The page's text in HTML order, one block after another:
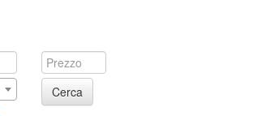
Cerca